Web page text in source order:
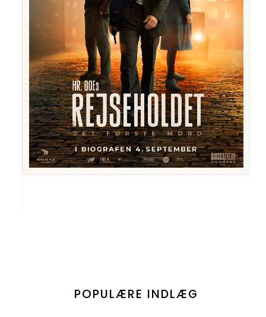
POPULÆRE INDLÆG